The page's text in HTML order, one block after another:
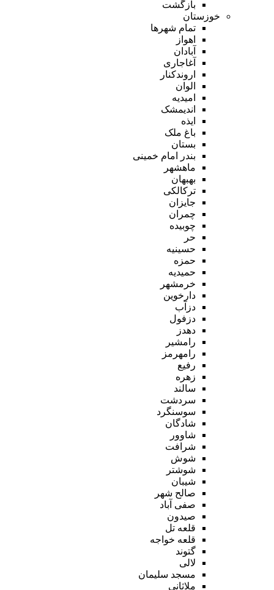
بازگشت
خوزستان
تمام شهر‌ها
اهواز
آبادان
آغاجاری
اروندکنار
الوان
امیدیه
اندیمشک
ایذه
باغ ملک
بستان
بندر امام خمینی
ماهشهر
بهبهان
ترکالکی
جایزان
چمران
چوبیده
حر
حسینیه
حمزه
حمیدیه
خرمشهر
دارخوین
دزآب
دزفول
دهدز
رامشیر
رامهرمز
رفیع
زهره
سالند
سردشت
سوسنگرد
شادگان
شاوور
شرافت
شوش
شوشتر
شیبان
صالح شهر
صفی آباد
صیدون
قلعه تل
قلعه خواجه
گتوند
لالی
مسجد سلیمان
ملاثانی